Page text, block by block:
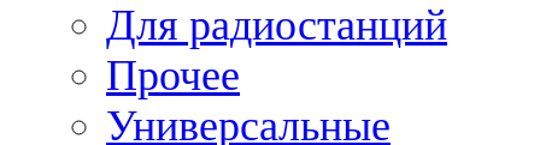
Для радиостанций
Прочее
Универсальные